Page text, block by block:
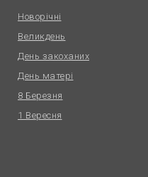
Новорічні
День матері
День закоханих
8 Березня
1 Вересня
Великдень